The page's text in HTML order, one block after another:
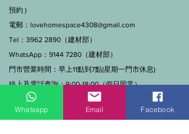
預約 )
電郵： lovehomespace4308@gmail.com
Tel：3962 2890（建材部）
WhatsApp：9144 7280（建材部）
門市營業時間：早上11點到7點(星期一門市休息)
線上及電話查詢：9:00-18:00（假日照常）。
Whatsapp Email Facebook